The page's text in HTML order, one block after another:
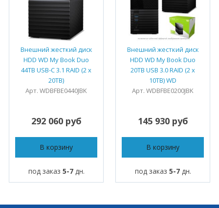
Внешний жесткий диск
HDD WD My Book Duo
44TB USB-C 3.1 RAID (2 x
20TB)
Арт. WDBFBE0440JBK
292 060 руб
В корзину
под заказ 5-7дн.
Внешний жесткий диск
HDD WD My Book Duo
20TB USB 3.0 RAID (2 x
10TB) WD
Арт. WDBFBE0200JBK
145 930 руб
В корзину
под заказ 5-7дн.